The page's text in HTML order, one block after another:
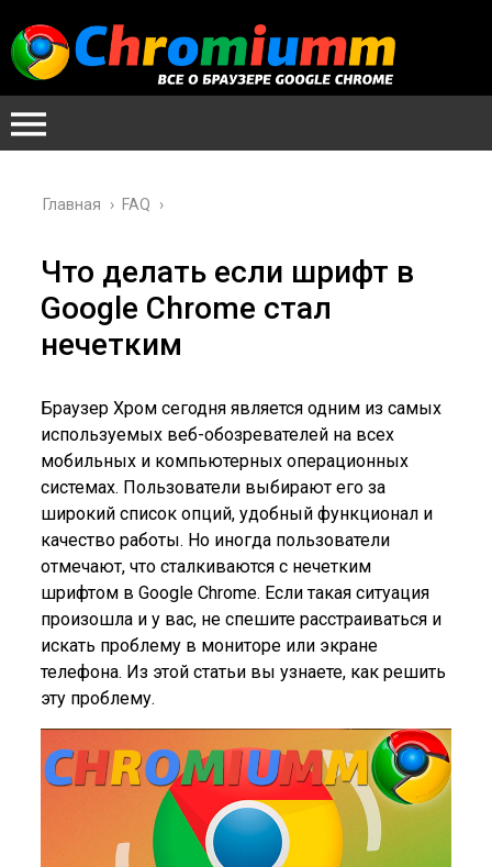
Главная › FAQ ›
Что делать если шрифт в
Google Chrome стал
нечетким
Браузер Хром сегодня является одним из самых
используемых веб-обозревателей на всех
мобильных и компьютерных операционных
системах. Пользователи выбирают его за
широкий список опций, удобный функционал и
качество работы. Но иногда пользователи
отмечают, что сталкиваются с нечетким
шрифтом в Google Chrome. Если такая ситуация
произошла и у вас, не спешите расстраиваться и
искать проблему в мониторе или экране
телефона. Из этой статьи вы узнаете, как решить
эту проблему.